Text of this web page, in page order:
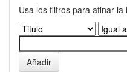
Usa los filtros para afinar la